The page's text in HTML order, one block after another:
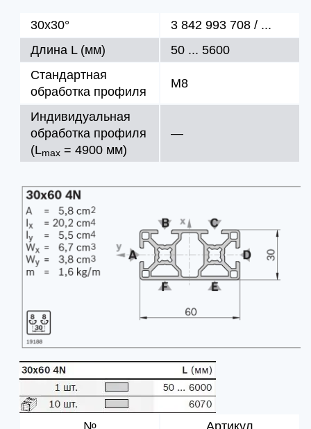
30x30°
3 842 993 708 / ...
Длина L (мм)
50 ... 5600
Стандартная
обработка профиля
M8
Индивидуальная
обработка профиля
(Lmax = 4900 мм)
—
№
Артикул